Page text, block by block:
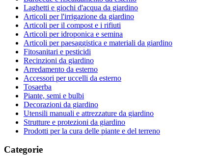
Laghetti e giochi d'acqua da giardino
Articoli per l'irrigazione da giardino
Articoli per il compost e i rifiuti
Articoli per idroponica e semina
Articoli per paesaggistica e materiali da giardino
Fitosanitari e pesticidi
Recinzioni da giardino
Arredamento da esterno
Accessori per uccelli da esterno
Tosaerba
Piante, semi e bulbi
Decorazioni da giardino
Utensili manuali e attrezzature da giardino
Strutture e protezioni da giardino
Prodotti per la cura delle piante e del terreno
Categorie